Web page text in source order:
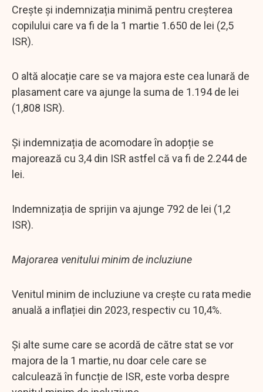
Crește și indemnizația minimă pentru creșterea
copilului care va fi de la 1 martie 1.650 de lei (2,5
ISR).
O altă alocație care se va majora este cea lunară de
plasament care va ajunge la suma de 1.194 de lei
(1,808 ISR).
Și indemnizația de acomodare în adopție se
majorează cu 3,4 din ISR astfel că va fi de 2.244 de
lei.
Indemnizația de sprijin va ajunge 792 de lei (1,2
ISR).
Majorarea venitului minim de incluziune
Venitul minim de incluziune va crește cu rata medie
anuală a inflației din 2023, respectiv cu 10,4%.
Și alte sume care se acordă de către stat se vor
majora de la 1 martie, nu doar cele care se
calculează în funcție de ISR, este vorba despre